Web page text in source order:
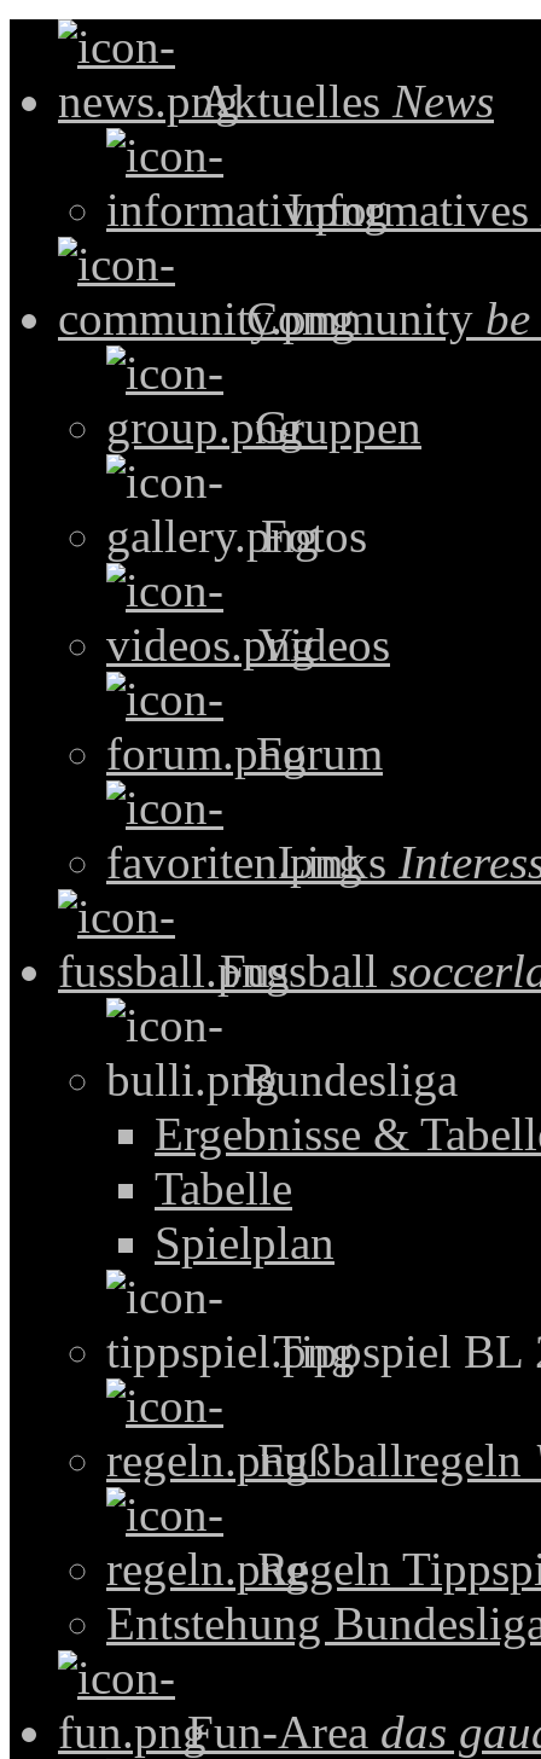
Aktuelles News
Informatives
Community
Gruppen
Fotos
Videos
Forum
Links
Fussball
Bundesliga
Ergebnisse &
Tabelle
Spielplan
Tippspiel BL
Fußballregeln
Regeln
Entstehung
Fun-Area das